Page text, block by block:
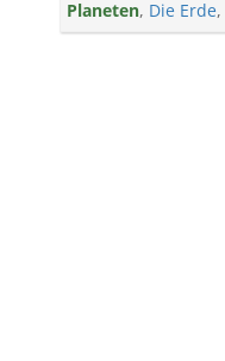
Planeten, Die Erde,